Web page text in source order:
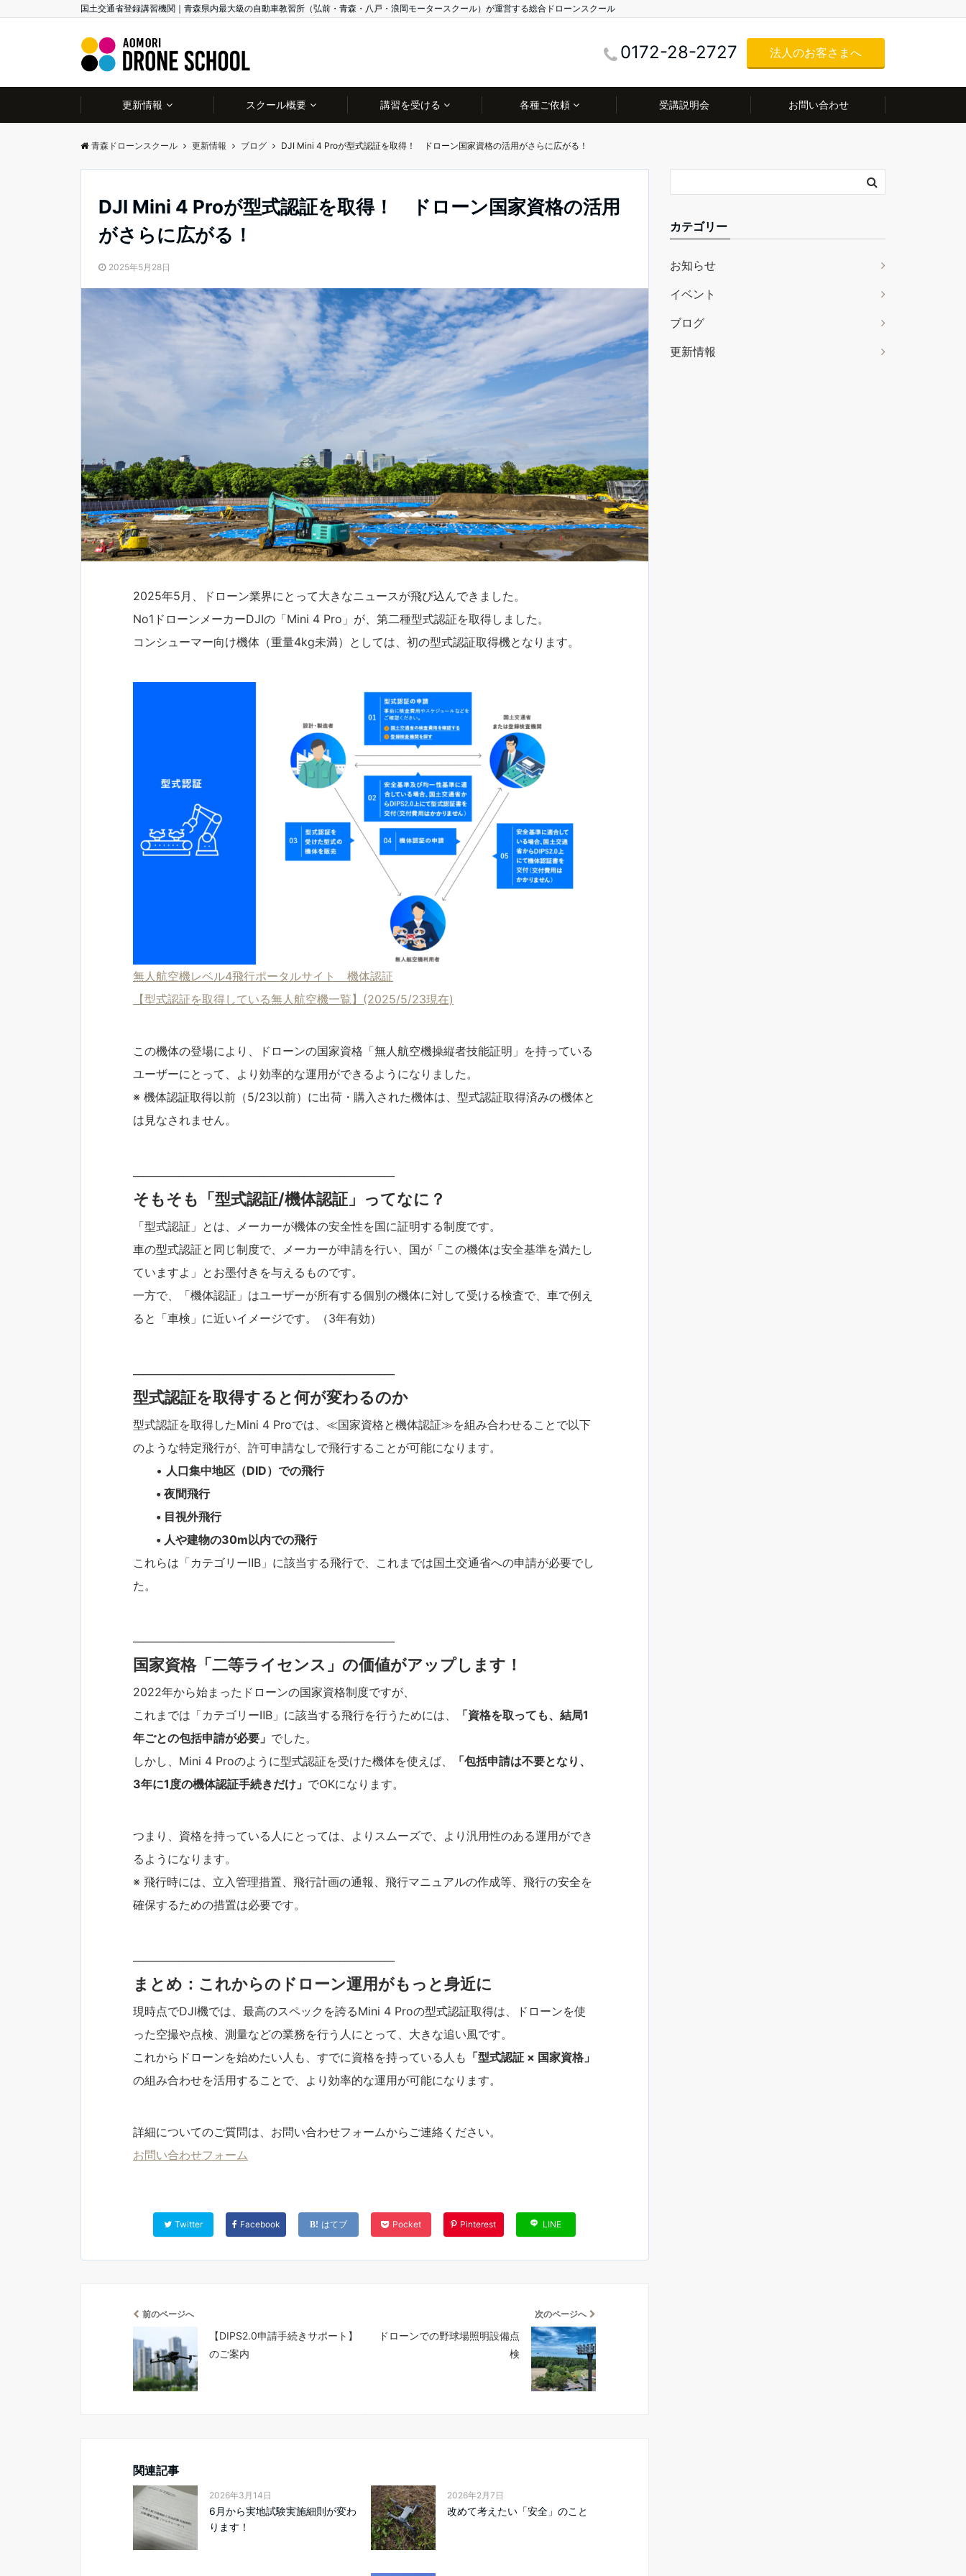
国土交通省登録講習機関｜青森県内最大級の自動車教習所（弘前・青森・八戸・浪岡モータースクール）が運営する総合ドローンスクール
0172-28-2727 法人のお客さまへ
更新情報 スクール概要 講習を受ける 各種ご依頼 受講説明会 お問い合わせ
青森ドローンスクール 更新情報 ブログ DJI Mini 4 Proが型式認証を取得！ ドローン国家資格の活用がさらに広がる！
DJI Mini 4 Proが型式認証を取得！ ドローン国家資格の活用
がさらに広がる！
2025年5月28日
2025年5月、ドローン業界にとって大きなニュースが飛び込んできました。
No1ドローンメーカーDJIの「Mini 4 Pro」が、第二種型式認証を取得しました。
コンシューマー向け機体（重量4kg未満）としては、初の型式認証取得機となります。
無人航空機レベル4飛行ポータルサイト 機体認証
【型式認証を取得している無人航空機一覧】(2025/5/23現在)
この機体の登場により、ドローンの国家資格「無人航空機操縦者技能証明」を持っている
ユーザーにとって、より効率的な運用ができるようになりました。
※ 機体認証取得以前（5/23以前）に出荷・購入された機体は、型式認証取得済みの機体と
は見なされません。
そもそも「型式認証/機体認証」ってなに？
「型式認証」とは、メーカーが機体の安全性を国に証明する制度です。
車の型式認証と同じ制度で、メーカーが申請を行い、国が「この機体は安全基準を満たし
ていますよ」とお墨付きを与えるものです。
一方で、「機体認証」はユーザーが所有する個別の機体に対して受ける検査で、車で例え
ると「車検」に近いイメージです。（3年有効）
型式認証を取得すると何が変わるのか
型式認証を取得したMini 4 Proでは、≪国家資格と機体認証≫を組み合わせることで以下
のような特定飛行が、許可申請なしで飛行することが可能になります。
• 人口集中地区（DID）での飛行
• 夜間飛行
• 目視外飛行
• 人や建物の30m以内での飛行
これらは「カテゴリーⅡB」に該当する飛行で、これまでは国土交通省への申請が必要でし
た。
国家資格「二等ライセンス」の価値がアップします！
2022年から始まったドローンの国家資格制度ですが、
これまでは「カテゴリーⅡB」に該当する飛行を行うためには、
「資格を取っても、結局1
年ごとの包括申請が必要」 でした。
しかし、Mini 4 Proのように型式認証を受けた機体を使えば、
「包括申請は不要となり、
3年に1度の機体認証手続きだけ」 でOKになります。
つまり、資格を持っている人にとっては、よりスムーズで、より汎用性のある運用ができ
るようになります。
※ 飛行時には、立入管理措置、飛行計画の通報、飛行マニュアルの作成等、飛行の安全を
確保するための措置は必要です。
まとめ：これからのドローン運用がもっと身近に
現時点でDJI機では、最高のスペックを誇るMini 4 Proの型式認証取得は、ドローンを使
った空撮や点検、測量などの業務を行う人にとって、大きな追い風です。
これからドローンを始めたい人も、すでに資格を持っている人も 「型式認証 × 国家資格」
の組み合わせを活用することで、より効率的な運用が可能になります。
詳細についてのご質問は、お問い合わせフォームからご連絡ください。
お問い合わせフォーム
Twitter Facebook はてブ Pocket Pinterest LINE
前のページへ
【DIPS2.0申請手続きサポート】
のご案内
次のページへ
ドローンでの野球場照明設備点
検
関連記事
2026年3月14日
6月から実地試験実施細則が変わ
ります！
2026年2月7日
改めて考えたい「安全」のこと
カテゴリー
お知らせ
イベント
ブログ
更新情報